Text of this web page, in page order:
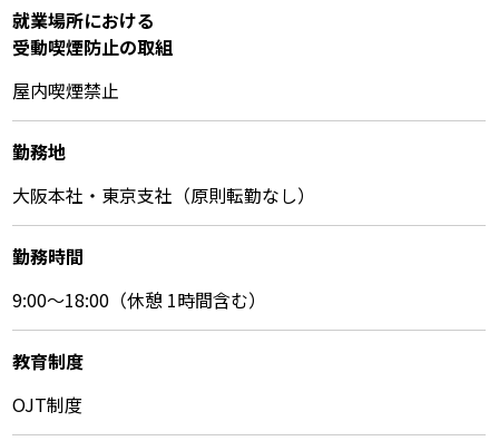
就業場所における
受動喫煙防⽌の取組
屋内喫煙禁止
勤務地
大阪本社・東京支社（原則転勤なし）
勤務時間
9:00～18:00（休憩 1時間含む）
教育制度
OJT制度